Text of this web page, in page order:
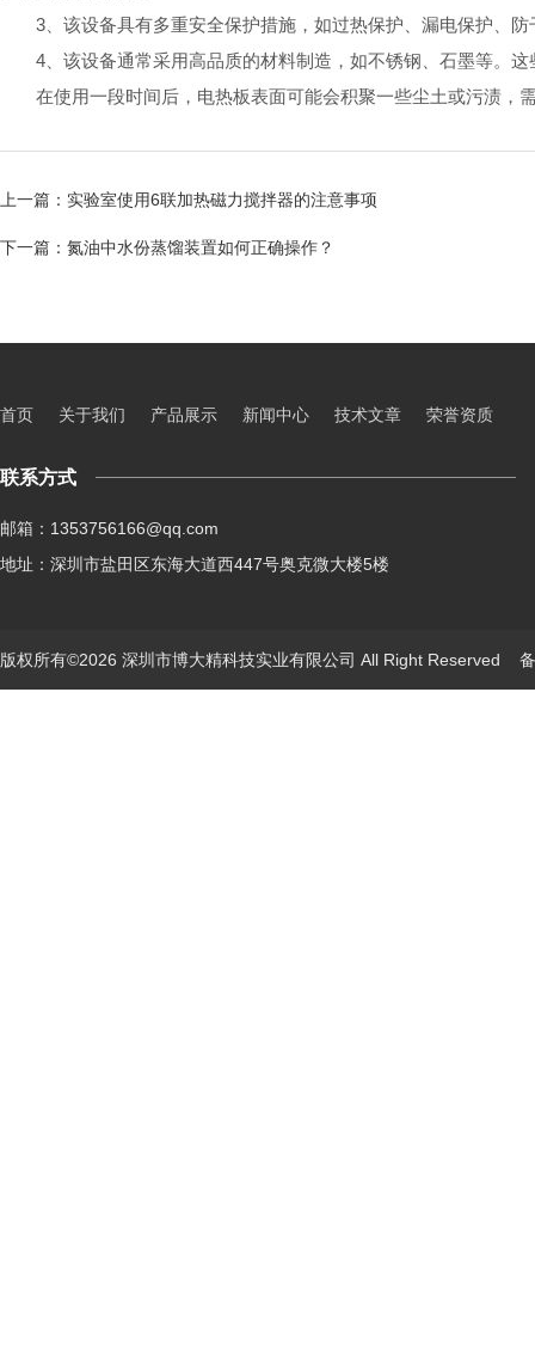
3、该设备具有多重安全保护措施，如过热保护、漏电保护、防
4、该设备通常采用高品质的材料制造，如不锈钢、石墨等。这
在使用一段时间后，电热板表面可能会积聚一些尘土或污渍，
上一篇： 实验室使用6联加热磁力搅拌器的注意事项
下一篇： 氮油中水份蒸馏装置如何正确操作？
首页 关于我们 产品展示 新闻中心 技术文章 荣誉资质
联系方式
邮箱：1353756166@qq.com
地址：深圳市盐田区东海大道西447号奥克微大楼5楼
版权所有©2026 深圳市博大精科技实业有限公司 All Right Reserved